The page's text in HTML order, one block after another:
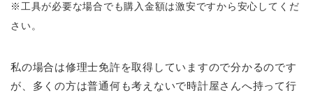
※工具が必要な場合でも購入金額は激安ですから安心してくだ
さい。
私の場合は修理士免許を取得していますので分かるのです
が、多くの方は普通何も考えないで時計屋さんへ持って行